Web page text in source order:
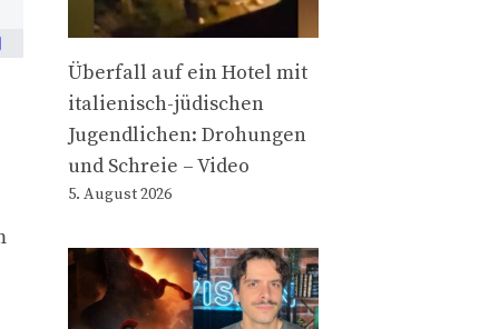
Überfall auf ein Hotel mit
italienisch-jüdischen
Jugendlichen: Drohungen
und Schreie – Video
5. August 2026